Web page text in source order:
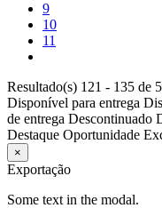
9
10
11
Resultado(s) 121 - 135 de
Disponível para entrega
de entrega Descontinuado
Destaque Oportunidade
×
Exportação
Some text in the modal.